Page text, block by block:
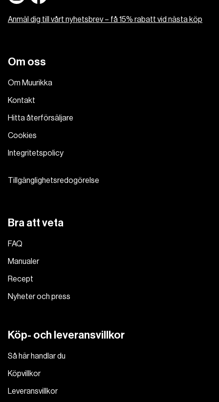
Anmäl dig till vårt nyhetsbrev – få 15% rabatt vid nästa köp
Om oss
Om Muurikka
Kontakt
Hitta återförsäljare
Cookies
Integritetspolicy
Tillgänglighetsredogörelse
Bra att veta
FAQ
Manualer
Recept
Nyheter och press
Köp- och leveransvillkor
Så här handlar du
Köpvillkor
Leveransvillkor